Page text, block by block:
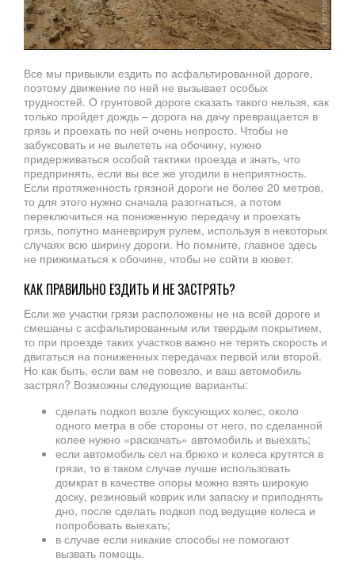
Все мы привыкли ездить по асфальтированной дороге,
поэтому движение по ней не вызывает особых
трудностей. О грунтовой дороге сказать такого нельзя, как
только пройдет дождь – дорога на дачу превращается в
грязь и проехать по ней очень непросто. Чтобы не
забуксовать и не вылететь на обочину, нужно
придерживаться особой тактики проезда и знать, что
предпринять, если вы все же угодили в неприятность.
Если протяженность грязной дороги не более 20 метров,
то для этого нужно сначала разогнаться, а потом
переключиться на пониженную передачу и проехать
грязь, попутно маневрируя рулем, используя в некоторых
случаях всю ширину дороги. Но помните, главное здесь
не прижиматься к обочине, чтобы не сойти в кювет.
КАК ПРАВИЛЬНО ЕЗДИТЬ И НЕ ЗАСТРЯТЬ?
Если же участки грязи расположены не на всей дороге и
смешаны с асфальтированным или твердым покрытием,
то при проезде таких участков важно не терять скорость и
двигаться на пониженных передачах первой или второй.
Но как быть, если вам не повезло, и ваш автомобиль
застрял? Возможны следующие варианты:
сделать подкоп возле буксующих колес, около
одного метра в обе стороны от него, по сделанной
колее нужно «раскачать» автомобиль и выехать;
если автомобиль сел на брюхо и колеса крутятся в
грязи, то в таком случае лучше использовать
домкрат в качестве опоры можно взять широкую
доску, резиновый коврик или запаску и приподнять
дно, после сделать подкоп под ведущие колеса и
попробовать выехать;
в случае если никакие способы не помогают
вызвать помощь.